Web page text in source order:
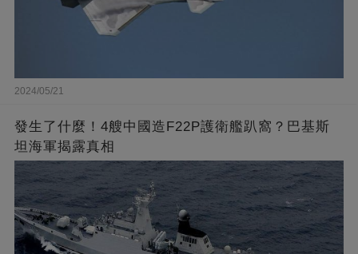
2024/05/21
發生了什麼！4艘中國造F22P護衛艦趴窩？巴基斯
坦海軍揭露真相